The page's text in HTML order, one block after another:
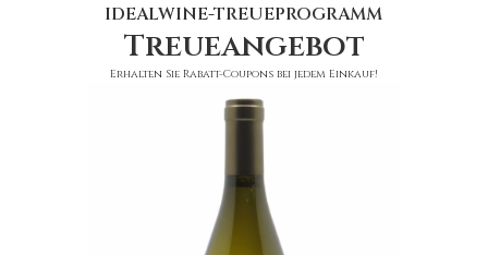
IDEALWINE-TREUEPROGRAMM
Treueangebot
Erhalten Sie Rabatt-Coupons bei jedem Einkauf!